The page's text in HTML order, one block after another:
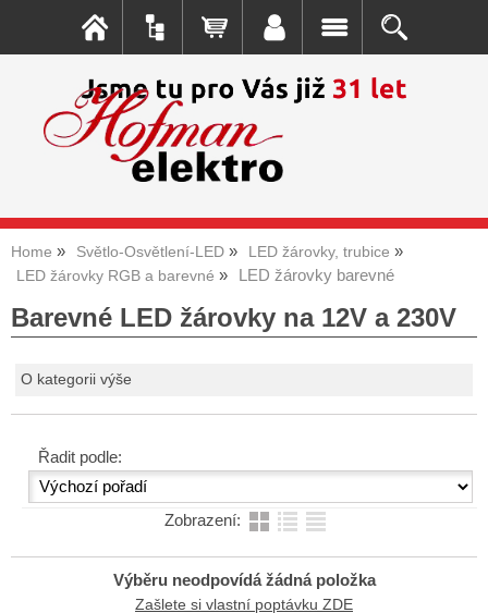
Home Světlo-Osvětlení-LED
LED žárovky, trubice
LED žárovky RGB a barevné
LED žárovky barevné
Barevné LED žárovky na 12V a 230V
O kategorii výše
Řadit podle:
Zobrazení:
Výběru neodpovídá žádná položka
Zašlete si vlastní poptávku ZDE